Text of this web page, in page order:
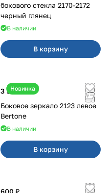
бокового стекла 2170-2172
черный глянец
В наличии
В корзину
Новинка
3 500 ₽
Боковое зеркало 2123 левое
Bertone
В наличии
В корзину
600 ₽